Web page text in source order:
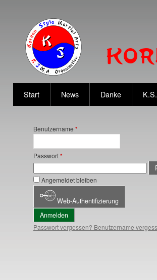
Start News Danke
Benutzername *
Passwort*
Angemeldet bleiben
Web-Authentifizierung
Anmelden
Passwort vergessen? Benutzername